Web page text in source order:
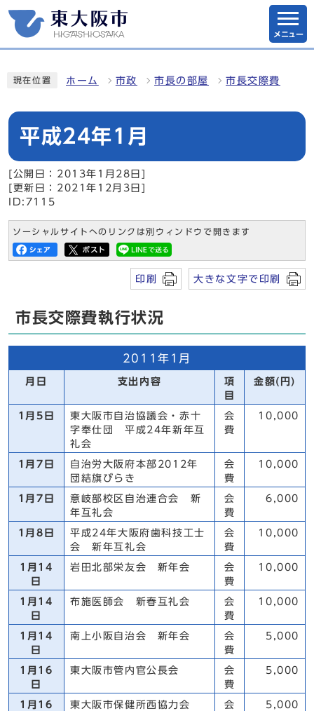
メニュー
現在位置 ホーム 市政 市長の部屋 市長交際費
平成24年1月
[公開日：2013年1月28日]
[更新日：2021年12月3日]
ID:7115
ソーシャルサイトへのリンクは別ウィンドウで開きます
印刷 大きな文字で印刷
市長交際費執行状況
2011年1月
月日 支出内容
項
目
金額(円)
1月5日
東大阪市自治協議会・赤十
字奉仕団 平成24年新年互
礼会
会
費
10,000
1月7日
自治労大阪府本部2012年
団結旗びらき
会
費
10,000
1月7日
意岐部校区自治連合会 新
年互礼会
会
費
6,000
1月8日
平成24年大阪府歯科技工士
会 新年互礼会
会
費
10,000
1月14
日
岩田北部栄友会 新年会
会
費
10,000
1月14
日
布施医師会 新春互礼会
会
費
10,000
1月14
日
南上小阪自治会 新年会
会
費
5,000
1月16
日
東大阪市管内官公長会
会
費
5,000
1月16
東大阪市保健所西協力会
会
5,000